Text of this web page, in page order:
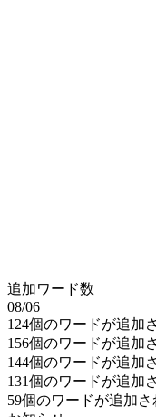
追加ワード数
08/06
124個のワードが追加
156個のワードが追加
144個のワードが追加
131個のワードが追加
59個のワードが追加さ